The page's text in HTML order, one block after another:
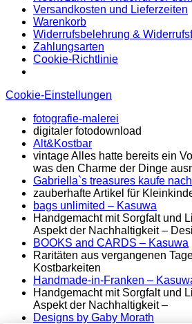
Versandkosten und Lieferzeiten
Warenkorb
Widerrufsbelehrung &
Zahlungsarten
Cookie-Richtlinie
Cookie-Einstellungen
fotografie-malerei
digitaler fotodownload
Alt&Kostbar
vintage Alles hatte bereits ein
was den Charme der Dinge
Gabriella`s treasures kaufe
zauberhafte Artikel für
bags unlimited – Kasuwa
Handgemacht mit Sorgfalt und
Aspekt der Nachhaltigkeit –
BOOKS and CARDS – Kasuwa
Raritäten aus vergangenen
Kostbarkeiten
Handmade-in-Franken –
Handgemacht mit Sorgfalt und
Aspekt der Nachhaltigkeit –
Designs by Gaby Morath